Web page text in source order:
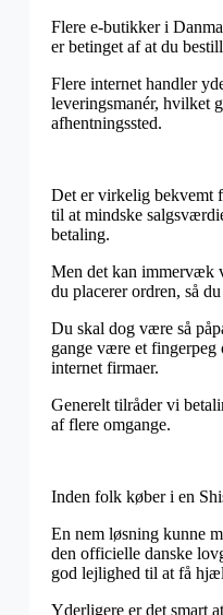
Flere e-butikker i
er betinget af at du
Flere internet handler
leveringsmanér, hvilket
afhentningssted.
Det er virkelig bekvemt
til at mindske
betaling.
Men det kan immervæk
du placerer ordren, så
Du skal dog være så
gange være et
internet firmaer.
Generelt tilråder vi
af flere omgange.
Inden folk køber i en
En nem løsning kunne
den officielle danske
god lejlighed til at få
Yderligere er det smart